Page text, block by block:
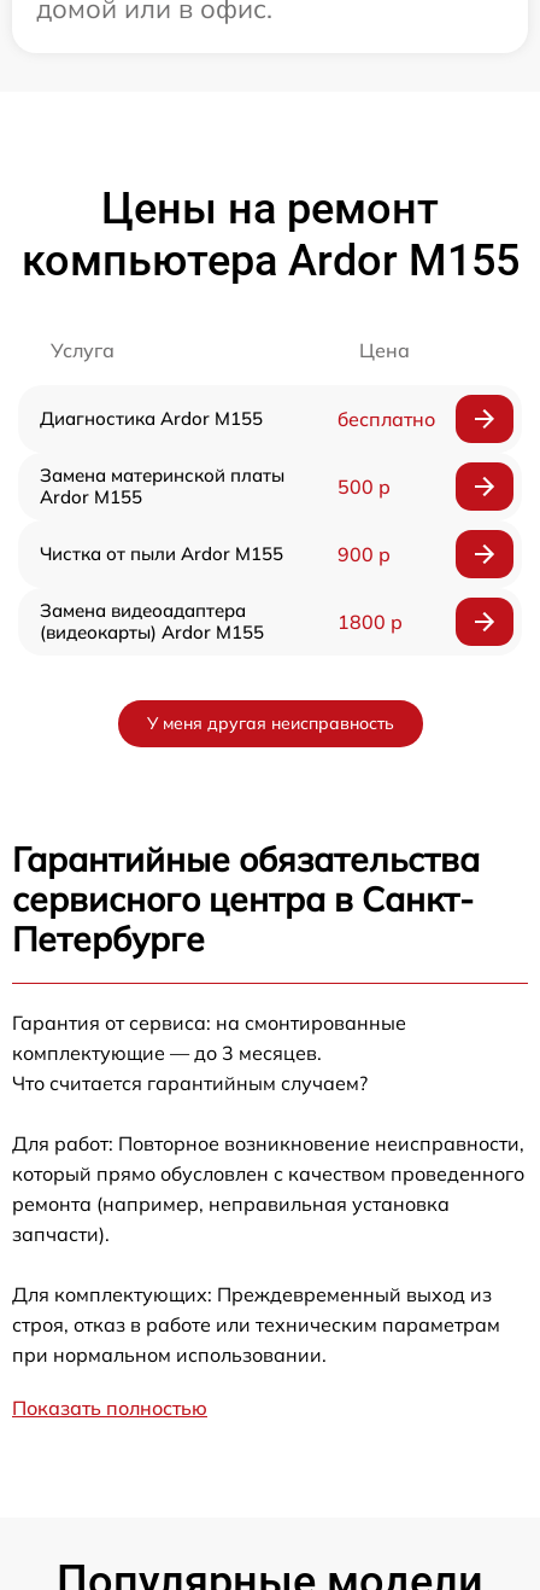
домой или в офис.
Цены на ремонт
компьютера Ardor M155
Услуга Цена
Диагностика Ardor M155 бесплатно
Замена материнской платы
Ardor M155
500 р
Чистка от пыли Ardor M155 900 р
Замена видеоадаптера
(видеокарты) Ardor M155
1800 р
У меня другая неисправность
Гарантийные обязательства
сервисного центра в Санкт-
Петербурге
Гарантия от сервиса: на смонтированные
комплектующие — до 3 месяцев.
Что считается гарантийным случаем?
Для работ: Повторное возникновение неисправности,
который прямо обусловлен с качеством проведенного
ремонта (например, неправильная установка
запчасти).
Для комплектующих: Преждевременный выход из
строя, отказ в работе или техническим параметрам
при нормальном использовании.
Показать полностью